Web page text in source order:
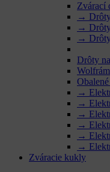
Zvárací
→
→
→
Drôty
→
→
→
→
→
→
Zváracie kukly